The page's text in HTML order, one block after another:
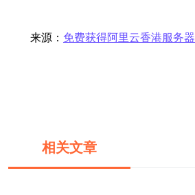
来源： 免费获得阿里云香港服务器
相关文章